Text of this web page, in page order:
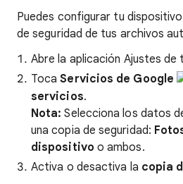
Puedes configurar tu
de seguridad de tus archivos
Abre la aplicación Ajustes de
TocaServicios de Google
servicios.
Nota: Selecciona los datos
una copia de seguridad:
dispositivo o ambos.
Activa o desactiva la copia